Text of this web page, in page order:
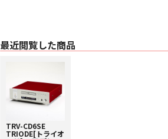
最近閲覧した商品
TRV-CD6SE
TRIODE[トライオ